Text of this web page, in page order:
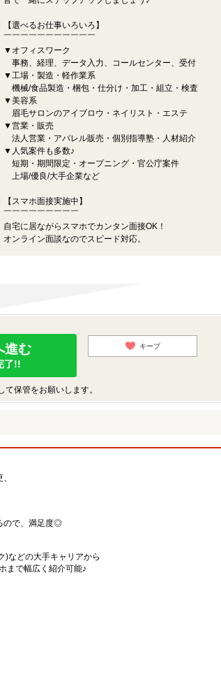
【選べるお仕事いろいろ】
￣￣￣￣￣￣￣￣￣￣￣
▼オフィスワーク
事務、経理、データ入力、コールセンター、受付
▼工場・製造・軽作業系
機械/食品製造・梱包・仕分け・加工・組立・検査
▼美容系
眉毛サロンのアイブロウ・ネイリスト・エステ
▼営業・販売
法人営業・アパレル販売・個別指導塾・人材紹介
▼人気案件も多数♪
短期・期間限定・オープニング・官公庁案件
上場/優良/大手企業など
【スマホ面接実施中】
￣￣￣￣￣￣￣￣￣
自宅に居ながらスマホでカンタン面接OK！
オンライン面談なのでスピード対応。
進む
了!!
キープ
保管をお願いします。
ので、満足度◎
)などの大手キャリアから
まで幅広く紹介可能♪